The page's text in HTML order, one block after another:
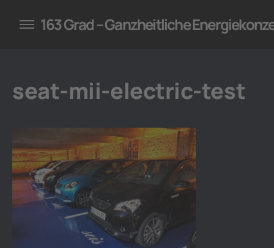
für Unternehmen
163 Grad – Ganzheitliche
seat-mii-electric-test